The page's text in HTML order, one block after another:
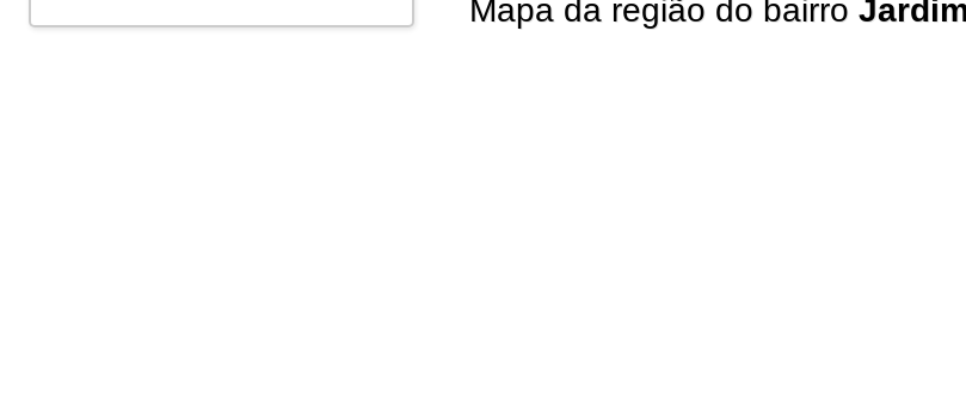
Mapa da região do bairro